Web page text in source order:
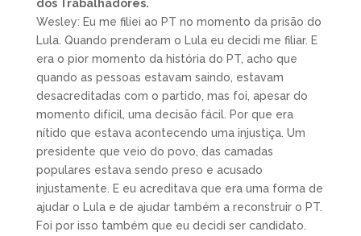
dos Trabalhadores.
Wesley: Eu me filiei ao PT no momento da prisão do
Lula. Quando prenderam o Lula eu decidi me filiar. E
era o pior momento da história do PT, acho que
quando as pessoas estavam saindo, estavam
desacreditadas com o partido, mas foi, apesar do
momento difícil, uma decisão fácil. Por que era
nítido que estava acontecendo uma injustiça. Um
presidente que veio do povo, das camadas
populares estava sendo preso e acusado
injustamente. E eu acreditava que era uma forma de
ajudar o Lula e de ajudar também a reconstruir o PT.
Foi por isso também que eu decidi ser candidato.